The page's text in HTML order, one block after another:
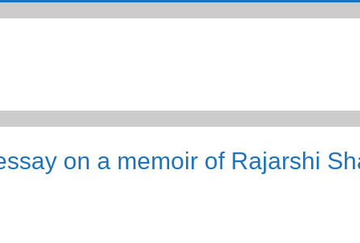
essay on a memoir of Rajarshi